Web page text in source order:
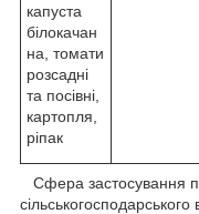
капуста
білокачан
на, томати
розсадні
та посівні,
картопля,
ріпак
Сфера застосування